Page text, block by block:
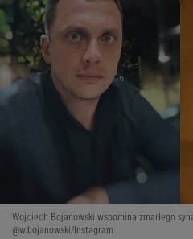
Wojciech Bojanowski wspomina zmarłego
@w.bojanowski/Instagram